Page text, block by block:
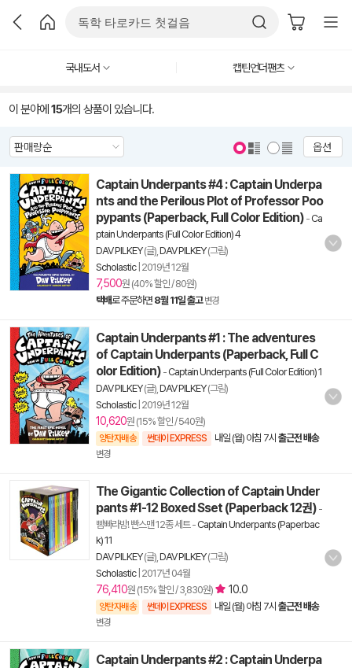
국내도서 캡틴언더팬츠
이 분야에 15개의 상품이 있습니다.
옵션
Captain Underpants #4 : Captain Underpa
nts and the Perilous Plot of Professor Poo
pypants (Paperback, Full Color Edition) -Ca
ptain Underpants (Full Color Edition) 4
DAV PILKEY(글), DAV PILKEY(그림)
Scholastic| 2019년 12월
7,500원 (40% 할인 / 80원)
택배로 주문하면 8월 11일 출고 변경
Captain Underpants #1 : The adventures
of Captain Underpants (Paperback, Full C
olor Edition) -Captain Underpants (Full Color Edition) 1
DAV PILKEY(글), DAV PILKEY(그림)
Scholastic| 2019년 12월
10,620원 (15% 할인 / 540원)
양탄자배송 썬데이 EXPRESS 내일 (월) 아침 7시 출근전 배송
변경
The Gigantic Collection of Captain Under
pants #1-12 Boxed Sset (Paperback 12권) -
빰빠라밤! 빤스맨 12종 세트-Captain Underpants (Paperbac
k) 11
DAV PILKEY(글), DAV PILKEY(그림)
Scholastic| 2017년 04월
76,410원 (15% 할인 / 3,830원) 10.0
양탄자배송 썬데이 EXPRESS 내일 (월) 아침 7시 출근전 배송
변경
Captain Underpants #2 : Captain Underpa